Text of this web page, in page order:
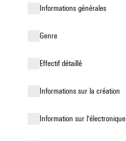
informations générales
genre
effectif détaillé
informations sur la création
Information sur l'électronique